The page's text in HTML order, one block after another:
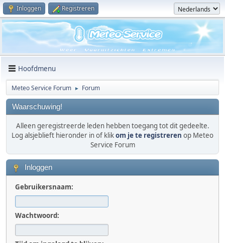
Inloggen Registreren
Hoofdmenu
Meteo Service Forum ► Forum
Waarschuwing!
Alleen geregistreerde leden hebben toegang tot dit gedeelte.
Log alsjeblieft hieronder in of klikom je te registreren op Meteo
Service Forum
Inloggen
Gebruikersnaam:
Wachtwoord: